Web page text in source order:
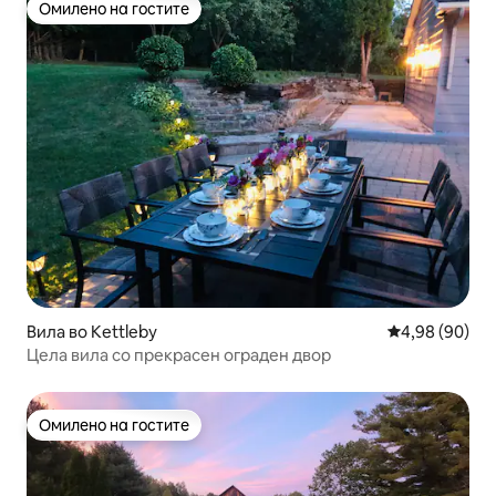
Омилено на гостите
Омилено на гостите
Вила во Kettleby Просечна
4,98 (90)
Цела вила со прекрасен ограден двор
Омилено на гостите
Омилено на гостите